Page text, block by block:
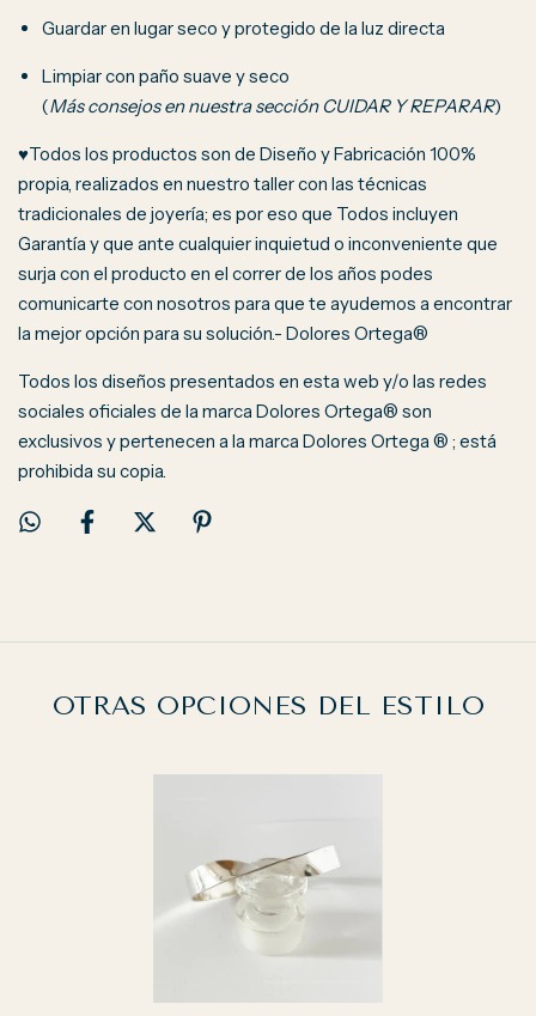
Guardar en lugar seco y protegido de la luz directa
Limpiar con paño suave y seco
(Más consejos en nuestra sección CUIDAR Y REPARAR)
♥Todos los productos son de Diseño y Fabricación 100%
propia, realizados en nuestro taller con las técnicas
tradicionales de joyería; es por eso que Todos incluyen
Garantía y que ante cualquier inquietud o inconveniente que
surja con el producto en el correr de los años podes
comunicarte con nosotros para que te ayudemos a encontrar
la mejor opción para su solución.- Dolores Ortega®
Todos los diseños presentados en esta web y/o las redes
sociales oficiales de la marca Dolores Ortega® son
exclusivos y pertenecen a la marca Dolores Ortega ® ; está
prohibida su copia.
OTRAS OPCIONES DEL ESTILO